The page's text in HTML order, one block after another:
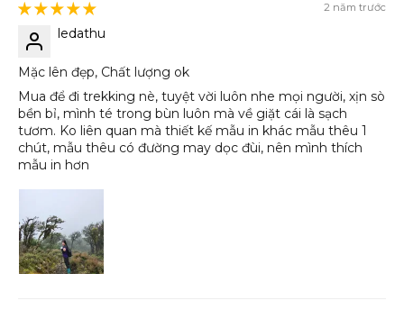
2 năm trước
ledathu
Mặc lên đẹp, Chất lượng ok
Mua để đi trekking nè, tuyệt vời luôn nhe mọi người, xịn sò
bền bỉ, mình té trong bùn luôn mà về giặt cái là sạch
tươm. Ko liên quan mà thiết kế mẫu in khác mẫu thêu 1
chút, mẫu thêu có đường may dọc đùi, nên mình thích
mẫu in hơn